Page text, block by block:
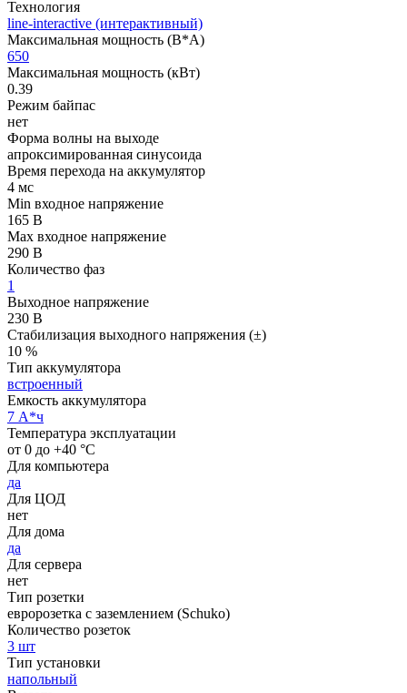
Технология
line-interactive (интерактивный)
Максимальная мощность (В*А)
650
Максимальная мощность (кВт)
0.39
Режим байпас
нет
Форма волны на выходе
апроксимированная синусоида
Время перехода на аккумулятор
4 мс
Min входное напряжение
165 В
Max входное напряжение
290 В
Количество фаз
1
Выходное напряжение
230 В
Стабилизация выходного напряжения (±)
10 %
Тип аккумулятора
встроенный
Емкость аккумулятора
7 А*ч
Температура эксплуатации
от 0 до +40 °С
Для компьютера
да
Для ЦОД
нет
Для дома
да
Для сервера
нет
Тип розетки
евророзетка с заземлением (Schuko)
Количество розеток
3 шт
Тип установки
напольный